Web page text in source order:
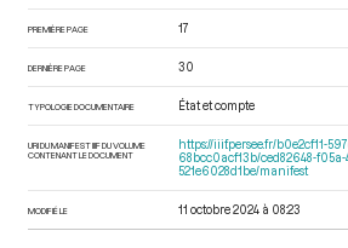
PREMIÈRE PAGE 17
DERNIÈRE PAGE 30
TYPOLOGIE DOCUMENTAIRE État et compte
URI DU MANIFEST IIIF DU VOLUME
CONTENANT LE DOCUMENT
https://iiif.persee.fr/b0e2cf11-
68bcc0acf13b/ced82648-f05a-
521e6028d1be/manifest
MODIFIÉ LE 11 octobre 2024 à 08:23